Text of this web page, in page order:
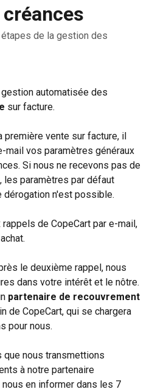
de la gestion des
automatisée des
sur facture.
première vente sur facture, il
mail vos paramètres généraux
Si nous ne recevons pas de
les paramètres par défaut
dérogation n'est possible.
de CopeCart par e-mail,
le deuxième rappel, nous
dans votre intérêt et le nôtre.
partenaire de recouvrement
de CopeCart, qui se chargera
pour nous.
nous transmettions
à notre partenaire
en informer dans les 7